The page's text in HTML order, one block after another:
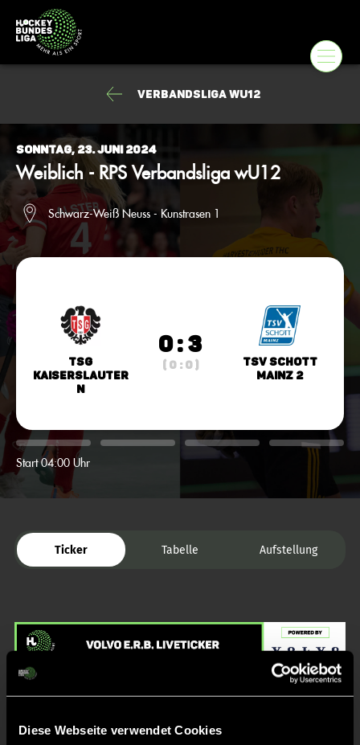
Diese Webseite verwendet Cookies
Verbandsliga wU12
Sonntag, 23. Juni 2024
Weiblich - RPS Verbandsliga wU12
Schwarz-Weiß Neuss - Kunstrasen 1
TSG
Kaiserslauter
n
0 : 3
( 0 : 0 )
TSV Schott
Mainz 2
Start 04:00 Uhr
Ticker Tabelle Aufstellung